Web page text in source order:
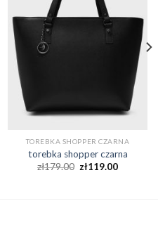
TOREBKA SHOPPER CZARNA
torebka shopper czarna
zł179.00 zł119.00